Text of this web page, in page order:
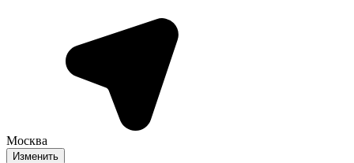
Москва
Изменить